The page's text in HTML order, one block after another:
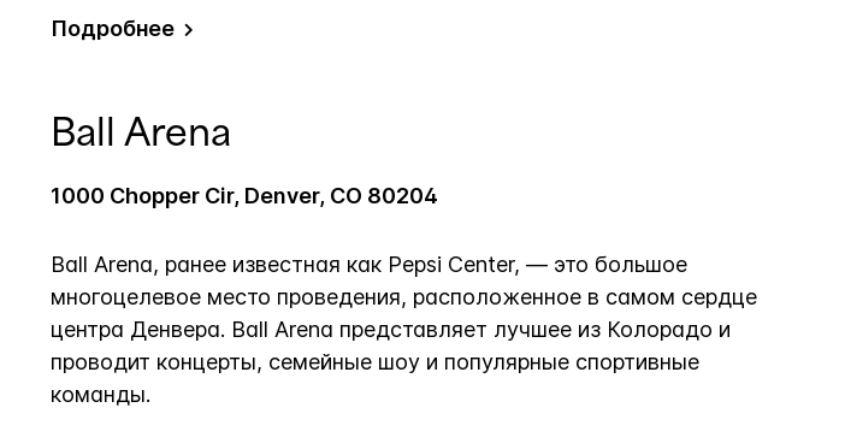
Подробнее
Ball Arena
1000 Chopper Cir, Denver, CO 80204
Ball Arena, ранее известная как Pepsi Center, — это большое
многоцелевое место проведения, расположенное в самом сердце
центра Денвера. Ball Arena представляет лучшее из Колорадо и
проводит концерты, семейные шоу и популярные спортивные
команды.